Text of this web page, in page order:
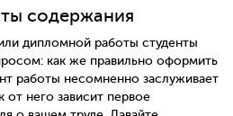
содержания
дипломной работы студенты
как же правильно оформить
работы несомненно заслуживает
от него зависит первое